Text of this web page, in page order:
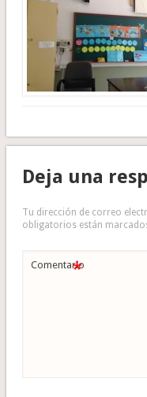
Deja una
Tu dirección de correo
obligatorios están
Comentario
*